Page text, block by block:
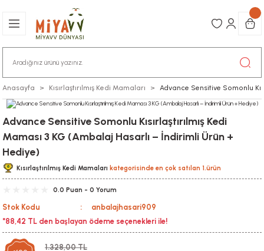
Anasayfa Kısırlaştırılmış Kedi Mamaları Advance Sensitive Somonlu
Advance Sensitive Somonlu Kısırlaştırılmış Kedi
Maması 3 KG (Ambalaj Hasarlı – İndirimli Ürün +
Hediye)
Kısırlaştırılmış Kedi Mamaları kategorisinde en çok satılan 1.ürün
0.0 Puan - 0 Yorum
Stok Kodu
anbalajhasari909
*88,42 TL den başlayan ödeme seçenekleri ile!
1.328,00 TL